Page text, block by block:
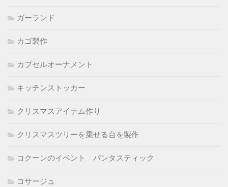
ガーランド
カゴ製作
カプセルオーナメント
キッチンストッカー
クリスマスアイテム作り
クリスマスツリーを乗せる台を製作
コクーンのイベント パンタスティック
コサージュ